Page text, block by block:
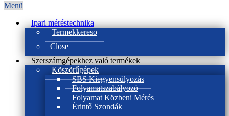
Menü
Ipari méréstechnika
Termekkereso
Close
Szerszámgépekhez való termékek
Köszörűgépek
SBS Kiegyensúlyozás
Folyamatszabályozó
Folyamat Közbeni Mérés
Érintő Szondák